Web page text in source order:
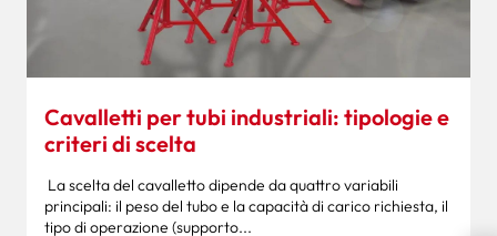
Cavalletti per tubi industriali: tipologie e
criteri di scelta
La scelta del cavalletto dipende da quattro variabili
principali: il peso del tubo e la capacità di carico richiesta, il
tipo di operazione (supporto...